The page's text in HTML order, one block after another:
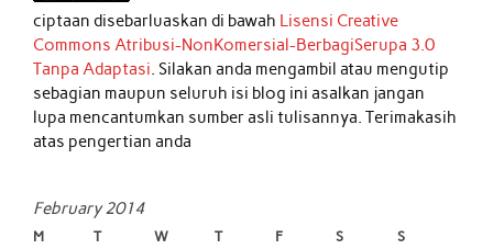
ciptaan disebarluaskan di bawah Lisensi Creative
Commons Atribusi-NonKomersial-BerbagiSerupa 3.0
Tanpa Adaptasi. Silakan anda mengambil atau mengutip
sebagian maupun seluruh isi blog ini asalkan jangan
lupa mencantumkan sumber asli tulisannya. Terimakasih
atas pengertian anda
February 2014
M T W T F S S